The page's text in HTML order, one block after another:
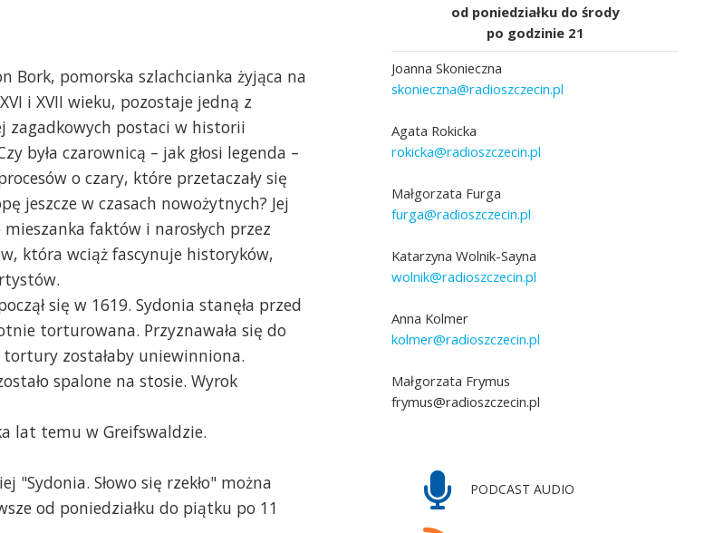
temu w Greifswaldzie,
podpis
zaprezentowano kilka lat temu w Greifswaldzie,
fot. Joanna Skonieczna
zaprezentowano kilka lat temu w
fot. Joanna Skonieczna
Bork, pomorska szlachcianka żyjąca na
i XVII wieku, pozostaje jedną z
zagadkowych postaci w historii
była czarownicą – jak głosi legenda –
o czary, które przetaczały się
jeszcze w czasach nowożytnych? Jej
faktów i narosłych przez
która wciąż fascynuje historyków,
się w 1619. Sydonia stanęła przed
torturowana. Przyznawała się do
tortury zostałaby uniewinniona.
spalone na stosie. Wyrok
lat temu w Greifswaldzie.
Słowo się rzekło" można
od poniedziałku do piątku po 11
od poniedziałku do środy
po godzinie 21
Joanna Skonieczna
skonieczna@radioszczecin.pl
Agata Rokicka
rokicka@radioszczecin.pl
Małgorzata Furga
furga@radioszczecin.pl
Katarzyna Wolnik-Sayna
wolnik@radioszczecin.pl
Anna Kolmer
kolmer@radioszczecin.pl
Małgorzata Frymus
frymus@radioszczecin.pl
PODCAST AUDIO